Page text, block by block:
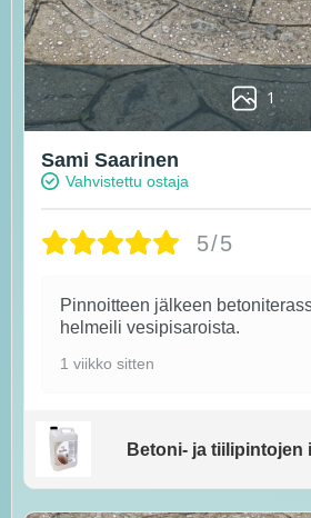
1
Sami Saarinen
Vahvistettu ostaja
5/5
Pinnoitteen jälkeen
helmeili vesipisaroista.
1 viikko sitten
Betoni- ja tiilipintojen